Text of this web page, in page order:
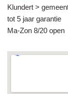
Klundert >
tot 5 jaar garantie
Ma-Zon 8/20 open